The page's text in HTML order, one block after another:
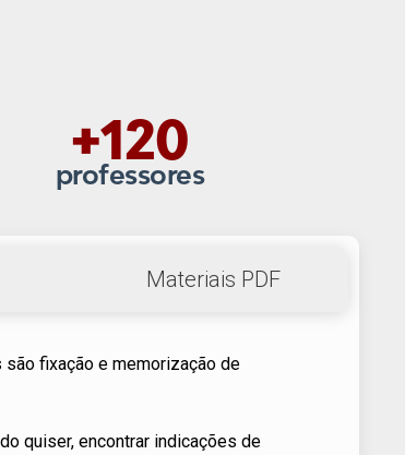
+120
professores
Materiais PDF
fixação e memorização de
quiser, encontrar indicações de